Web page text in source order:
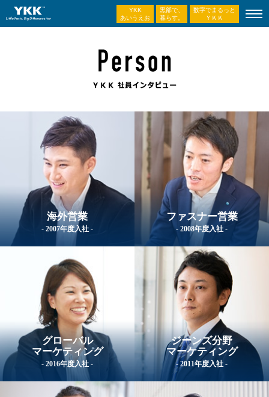
YKK
あいうえお
黒部で、
暮らす。
数字でまるっと
ＹＫＫ
海外営業
- 2007年度入社 -
ファスナー営業
- 2008年度入社 -
グローバル
マーケティング
- 2016年度入社 -
ジーンズ分野
マーケティング
- 2011年度入社 -